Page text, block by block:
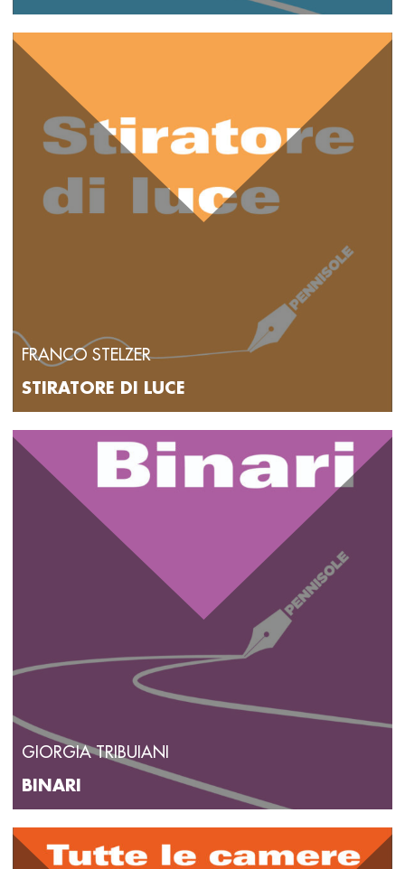
FRANCO STELZER
STIRATORE DI LUCE
GIORGIA TRIBUIANI
BINARI